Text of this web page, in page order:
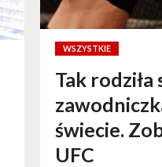
WSZYSTKIE
Tak rodziła
świecie.
UFC